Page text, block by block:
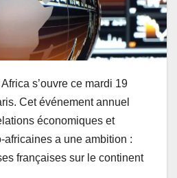
s’ouvre ce mardi 19
Cet événement annuel
économiques et
africaines a une ambition :
françaises sur le continent